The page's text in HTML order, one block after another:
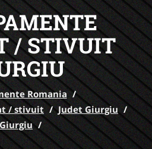
/ STIVUIT
Romania /
/ stivuit / Judet Giurgiu /
Giurgiu /